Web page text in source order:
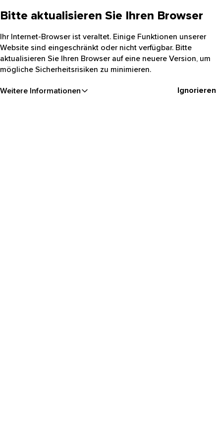
Bitte aktualisieren Sie Ihren Browser
Ihr Internet-Browser ist veraltet. Einige Funktionen unserer
Website sind eingeschränkt oder nicht verfügbar. Bitte
aktualisieren Sie Ihren Browser auf eine neuere Version, um
mögliche Sicherheitsrisiken zu minimieren.
Weitere Informationen Ignorieren